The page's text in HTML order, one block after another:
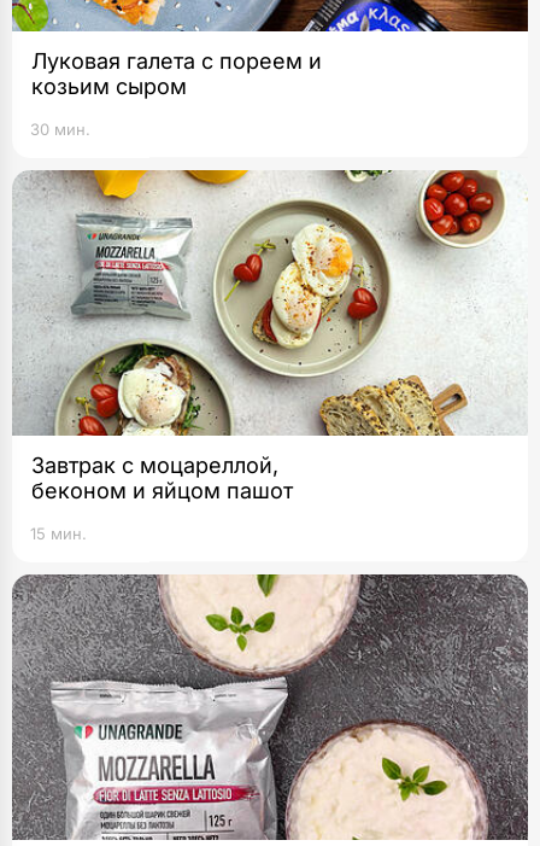
Луковая галета с пореем и
козьим сыром
30 мин.
Завтрак с моцареллой,
беконом и яйцом пашот
15 мин.